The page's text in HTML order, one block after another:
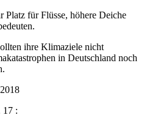
Platz für Flüsse, höhere Deiche
ihre Klimaziele nicht
in Deutschland noch
17 :